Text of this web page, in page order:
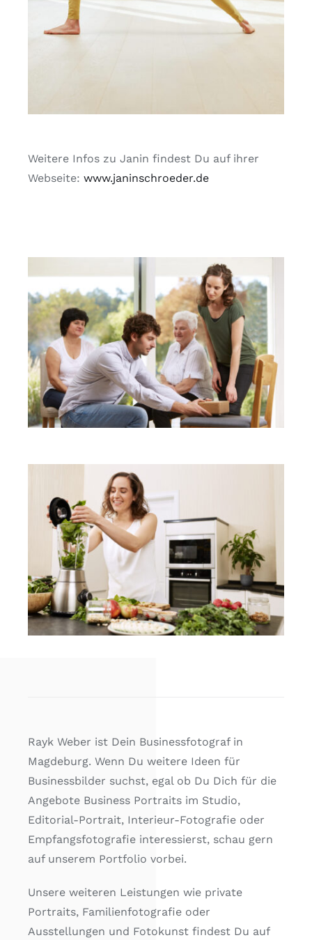
Weitere Infos zu Janin findest Du auf ihrer
Webseite: www.janinschroeder.de
Rayk Weber ist Dein Businessfotograf in
Magdeburg. Wenn Du weitere Ideen für
Businessbilder suchst, egal ob Du Dich für die
Angebote Business Portraits im Studio,
Editorial-Portrait, Interieur-Fotografie oder
Empfangsfotografie interessierst, schau gern
auf unserem Portfolio vorbei.
Unsere weiteren Leistungen wie private
Portraits, Familienfotografie oder
Ausstellungen und Fotokunst findest Du auf